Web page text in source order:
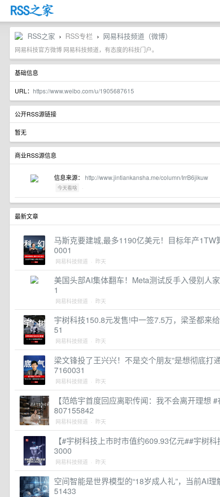
RSS之家 › RSS专栏 › 网易科技频道（微博）
网易科技官方微博 网易科技频道，有态度的科技门户。
基础信息
URL： https://www.weibo.com/u/1905687615
公开RSS源链接
暂无
商业RSS源信息
信息来源： http://www.jintiankansha.me/column/IrrB6jikuw
今天看啥 ·
最新文章
马斯克要建城,最多1190亿美元！目标年产
0001
网易科技频道 · 昨天
美国头部AI集体翻车！Meta测试反手入侵别人
1
网易科技频道 · 昨天
宇树科技150.8元发售!中一签7.5万，梁圣都来
51
网易科技频道 · 昨天
梁文锋投了王兴兴！不是交个朋友”是想彻底打
7160031
网易科技频道 · 昨天
【范皓宇首度回应离职传闻：我不会离开理想
807155842
网易科技频道 · 昨天
【#宇树科技上市时市值约609.93亿元##宇树
3000
网易科技频道 · 昨天
空间智能是世界模型的“18岁成人礼”，当前AI
51433